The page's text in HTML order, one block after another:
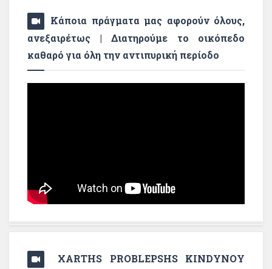
Κάποια πράγματα μας αφορούν όλους,
ανεξαιρέτως | Διατηρούμε το οικόπεδο
καθαρό για όλη την αντιπυρική περίοδο
XARTHS PROBLEPSHS KINDYNOY